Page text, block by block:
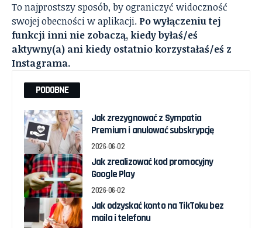
To najprostszy sposób, by ograniczyć widoczność
swojej obecności w aplikacji. Po wyłączeniu tej
funkcji inni nie zobaczą, kiedy byłaś/eś
aktywny(a) ani kiedy ostatnio korzystałaś/eś z
Instagrama.
PODOBNE
Jak zrezygnować z Sympatia
Premium i anulować subskrypcję
2026-06-02
Jak zrealizować kod promocyjny
Google Play
2026-06-02
Jak odzyskać konto na TikToku bez
maila i telefonu